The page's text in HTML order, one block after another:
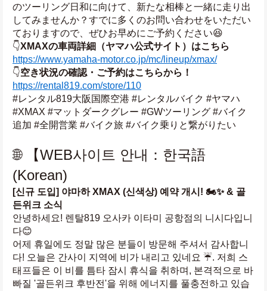
のツーリング日和に向けて、新たな相棒と一緒に走り出
してみませんか？すでに多くのお問い合わせをいただい
ておりますので、ぜひお早めにご予約ください😆
👇XMAXの車両詳細（ヤマハ公式サイト）はこちら
https://www.yamaha-motor.co.jp/mc/lineup/xmax/
👇空き状況の確認・ご予約はこちらから！
https://rental819.com/store/110
#レンタル819大阪国際空港 #レンタルバイク #ヤマハ
#XMAX #マットダークグレー #GWツーリング #バイク
追加 #全開営業 #バイク旅 #バイク乗りと繋がりたい
🌐 【WEB사이트 안내：한국語
(Korean)
[신규 도입] 야마하 XMAX (신색상) 예약 개시! 🏍️✨ & 골
든위크 소식
안녕하세요! 렌탈819 오사카 이타미 공항점의 니시다입니
다😊
어제 휴일에도 정말 많은 분들이 방문해 주셔서 감사합니
다! 오늘은 간사이 지역에 비가 내리고 있네요 ☔️. 저희 스
태프들은 이 비를 틈타 잠시 휴식을 취하며, 본격적으로 바
빠질 '골든위크 후반전'을 위해 에너지를 풀충전하고 있습